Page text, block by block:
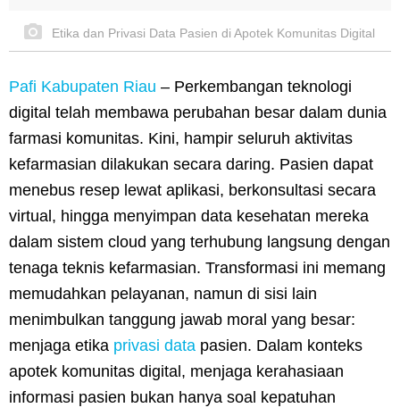
Etika dan Privasi Data Pasien di Apotek Komunitas Digital
Pafi Kabupaten Riau – Perkembangan teknologi
digital telah membawa perubahan besar dalam dunia
farmasi komunitas. Kini, hampir seluruh aktivitas
kefarmasian dilakukan secara daring. Pasien dapat
menebus resep lewat aplikasi, berkonsultasi secara
virtual, hingga menyimpan data kesehatan mereka
dalam sistem cloud yang terhubung langsung dengan
tenaga teknis kefarmasian. Transformasi ini memang
memudahkan pelayanan, namun di sisi lain
menimbulkan tanggung jawab moral yang besar:
menjaga etika privasi data pasien. Dalam konteks
apotek komunitas digital, menjaga kerahasiaan
informasi pasien bukan hanya soal kepatuhan